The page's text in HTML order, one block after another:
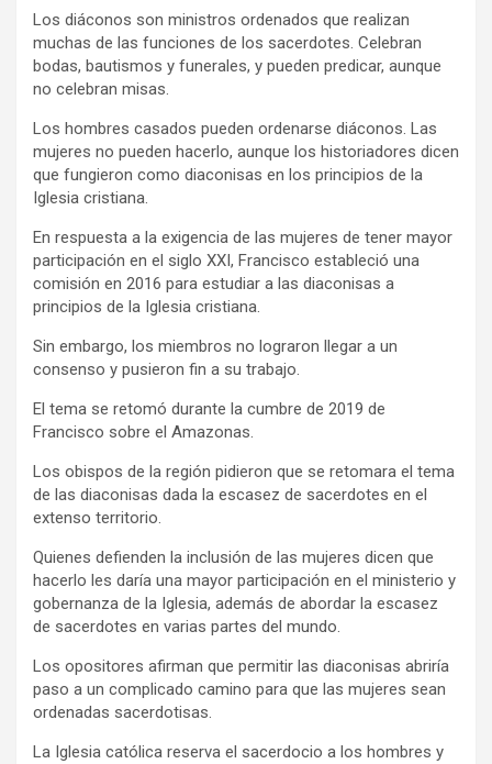
Los diáconos son ministros ordenados que realizan
muchas de las funciones de los sacerdotes. Celebran
bodas, bautismos y funerales, y pueden predicar, aunque
no celebran misas.
Los hombres casados pueden ordenarse diáconos. Las
mujeres no pueden hacerlo, aunque los historiadores dicen
que fungieron como diaconisas en los principios de la
Iglesia cristiana.
En respuesta a la exigencia de las mujeres de tener mayor
participación en el siglo XXI, Francisco estableció una
comisión en 2016 para estudiar a las diaconisas a
principios de la Iglesia cristiana.
Sin embargo, los miembros no lograron llegar a un
consenso y pusieron fin a su trabajo.
El tema se retomó durante la cumbre de 2019 de
Francisco sobre el Amazonas.
Los obispos de la región pidieron que se retomara el tema
de las diaconisas dada la escasez de sacerdotes en el
extenso territorio.
Quienes defienden la inclusión de las mujeres dicen que
hacerlo les daría una mayor participación en el ministerio y
gobernanza de la Iglesia, además de abordar la escasez
de sacerdotes en varias partes del mundo.
Los opositores afirman que permitir las diaconisas abriría
paso a un complicado camino para que las mujeres sean
ordenadas sacerdotisas.
La Iglesia católica reserva el sacerdocio a los hombres y